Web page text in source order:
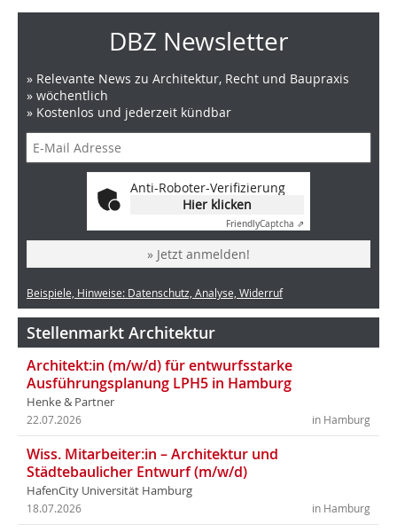
DBZ Newsletter
» Relevante News zu Architektur, Recht und Baupraxis
» wöchentlich
» Kostenlos und jederzeit kündbar
Anti-Roboter-Verifizierung
Hier klicken
FriendlyCaptcha ⇗
» Jetzt anmelden!
Beispiele, Hinweise: Datenschutz, Analyse, Widerruf
Stellenmarkt Architektur
Architekt:in (m/w/d) für entwurfsstarke
Ausführungsplanung LPH5 in Hamburg
Henke & Partner
in Hamburg
22.07.2026
Wiss. Mitarbeiter:in – Architektur und
Städtebaulicher Entwurf (m/w/d)
HafenCity Universität Hamburg
in Hamburg
18.07.2026